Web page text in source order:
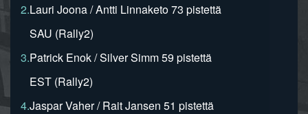
2.Lauri Joona / Antti Linnaketo 73 pistettä
SAU (Rally2)
3.Patrick Enok / Silver Simm 59 pistettä
EST (Rally2)
4.Jaspar Vaher / Rait Jansen 51 pistettä